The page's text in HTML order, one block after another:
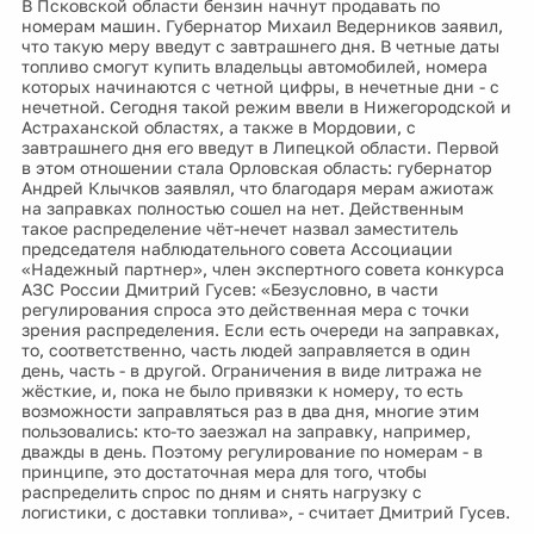
В Псковской области бензин начнут продавать по
номерам машин. Губернатор Михаил Ведерников заявил,
что такую меру введут с завтрашнего дня. В четные даты
топливо смогут купить владельцы автомобилей, номера
которых начинаются с четной цифры, в нечетные дни - с
нечетной. Сегодня такой режим ввели в Нижегородской и
Астраханской областях, а также в Мордовии, с
завтрашнего дня его введут в Липецкой области. Первой
в этом отношении стала Орловская область: губернатор
Андрей Клычков заявлял, что благодаря мерам ажиотаж
на заправках полностью сошел на нет. Действенным
такое распределение чёт-нечет назвал заместитель
председателя наблюдательного совета Ассоциации
«Надежный партнер», член экспертного совета конкурса
АЗС России Дмитрий Гусев: «Безусловно, в части
регулирования спроса это действенная мера с точки
зрения распределения. Если есть очереди на заправках,
то, соответственно, часть людей заправляется в один
день, часть - в другой. Ограничения в виде литража не
жёсткие, и, пока не было привязки к номеру, то есть
возможности заправляться раз в два дня, многие этим
пользовались: кто-то заезжал на заправку, например,
дважды в день. Поэтому регулирование по номерам - в
принципе, это достаточная мера для того, чтобы
распределить спрос по дням и снять нагрузку с
логистики, с доставки топлива», - считает Дмитрий Гусев.